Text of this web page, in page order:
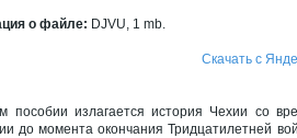
о файле: DJVU, 1 mb.
Скачать с
пособии излагается история Чехии со
до момента окончания Тридцатилетней